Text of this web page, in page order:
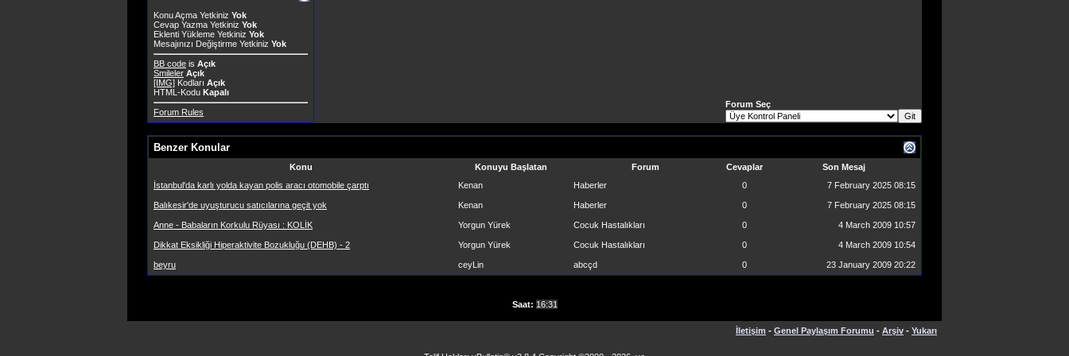
Konu Açma Yetkiniz Yok
Cevap Yazma Yetkiniz Yok
Eklenti Yükleme Yetkiniz Yok
Mesajınızı Değiştirme Yetkiniz Yok
BB code is Açık
Smileler Açık
[IMG] Kodları Açık
HTML-Kodu Kapalı
Forum Rules
Forum Seç
Benzer Konular
Konu Konuyu Başlatan Forum Cevaplar
Son Mesaj
İstanbul'da karlı yolda kayan polis aracı otomobile çarptı
Kenan Haberler 0 7 February 2025 08:15
Balıkesir'de uyuşturucu satıcılarına geçit yok Kenan Haberler 0 7 February 2025 08:15
Anne - Babaların Korkulu Rüyası : KOLİK Yorgun Yürek Cocuk Hastalıkları 0 4 March 2009 10:57
Dikkat Eksikliği Hiperaktivite Bozukluğu (DEHB) - 2 Yorgun Yürek Cocuk Hastalıkları 0 4 March 2009 10:54
beyru ceyLin abcçd 0 23 January 2009 20:22
Saat: 16:31
İletişim - Genel Paylaşım Forumu - Arşiv - Yukarı